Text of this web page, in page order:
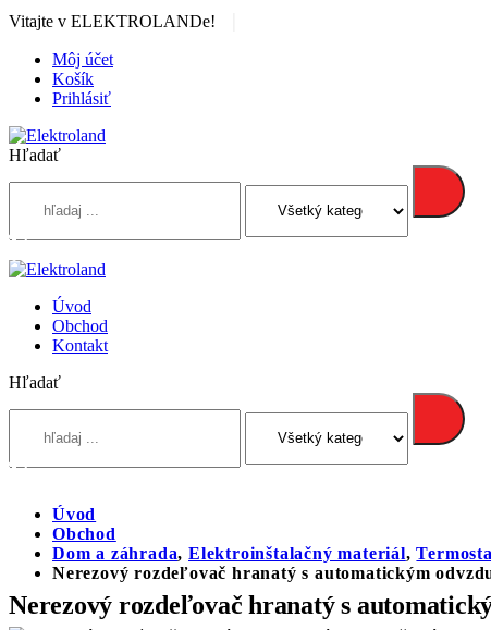
Vitajte v ELEKTROLANDe!
Môj účet
Košík
Prihlásiť
Hľadať
Úvod
Obchod
Kontakt
Hľadať
Úvod
Obchod
Dom a záhrada,Elektroinštalačný materiál,
Nerezový rozdeľovač hranatý s automatickým
Nerezový rozdeľovač hranatý s